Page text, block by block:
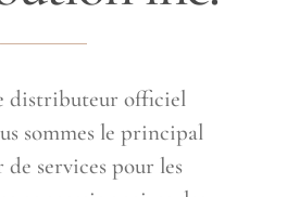
distributeur officiel
sommes le principal
de services pour les